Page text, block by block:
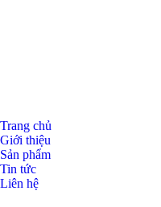
Trang chủ
Giới thiệu
Sản phẩm
Tin tức
Liên hệ